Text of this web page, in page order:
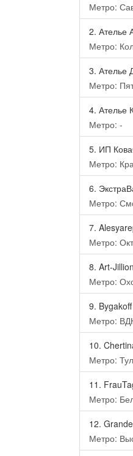
Метро:
2. Ателье
Метро:
3. Ателье
Метро:
4. Ателье
Метро: -
5. ИП
Метро:
6.
Метро:
7.
Метро:
8. Art-
Метро:
9. Bygakoff
Метро:
10.
Метро:
11.
Метро:
12.
Метро: